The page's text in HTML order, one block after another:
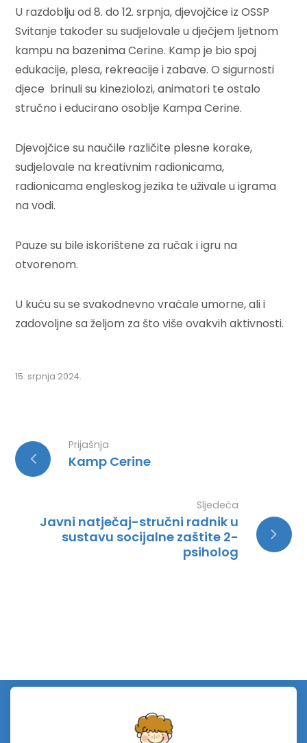
U razdoblju od 8. do 12. srpnja, djevojčice iz OSSP
Svitanje također su sudjelovale u dječjem ljetnom
kampu na bazenima Cerine. Kamp je bio spoj
edukacije, plesa, rekreacije i zabave. O sigurnosti
djece brinuli su kineziolozi, animatori te ostalo
stručno i educirano osoblje Kampa Cerine.
Djevojčice su naučile različite plesne korake,
sudjelovale na kreativnim radionicama,
radionicama engleskog jezika te uživale u igrama
na vodi.
Pauze su bile iskorištene za ručak i igru na
otvorenom.
U kuću su se svakodnevno vraćale umorne, ali i
zadovoljne sa željom za što više ovakvih aktivnosti.
15. srpnja 2024.
Prijašnja
Kamp Cerine
Sljedeća
Javni natječaj-stručni radnik u
sustavu socijalne zaštite 2-
psiholog